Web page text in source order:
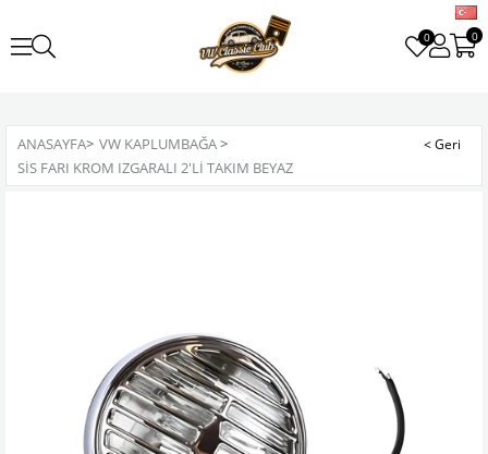
0 0
ANASAYFA> VW KAPLUMBAĞA>
SIS FARI KROM IZGARALI 2'LI TAKIM BEYAZ